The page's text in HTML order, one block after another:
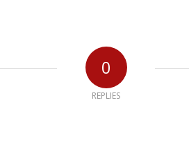
0
REPLIES